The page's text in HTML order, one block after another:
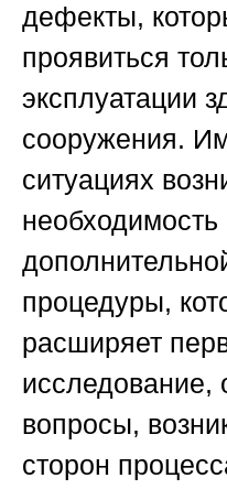
дефекты,
проявиться
эксплуатации
сооружения.
ситуациях
процедуры,
расширяет
исследование,
вопросы,
сторон